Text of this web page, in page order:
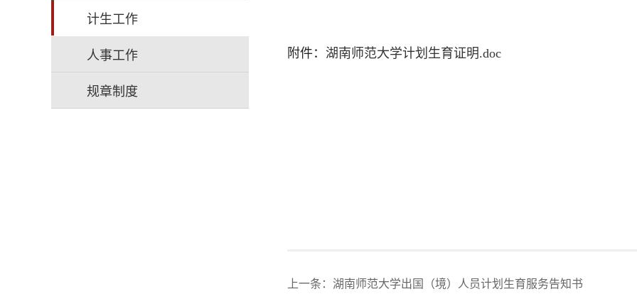
计生工作
人事工作
规章制度
附件： 湖南师范大学计划生育证明.doc
上一条： 湖南师范大学出国（境）人员计划生育服务告知书